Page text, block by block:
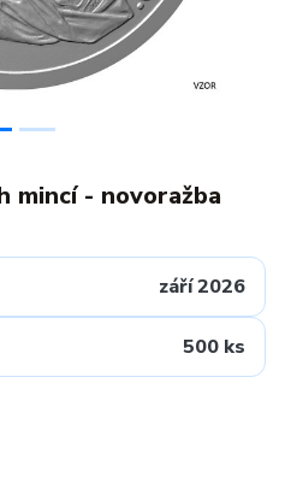
mincí - novoražba
září 2026
500 ks